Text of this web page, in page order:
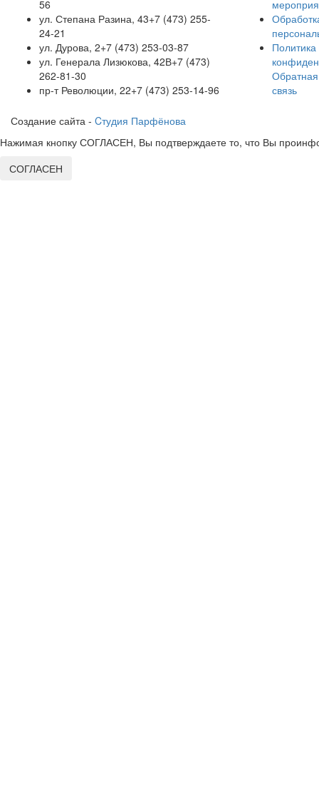
56
ул. Степана Разина, 43+7 (473) 255-
24-21
ул. Дурова, 2+7 (473) 253-03-87
ул. Генерала Лизюкова, 42В+7 (473)
262-81-30
пр-т Революции, 22+7 (473) 253-14-96
Политика
Обратная
связь
Создание сайта - Cтудия Парфёнова
Нажимая кнопку СОГЛАСЕН, Вы подтверждаете то, что Вы
СОГЛАСЕН